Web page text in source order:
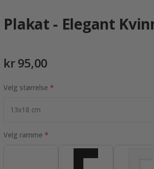
Plakat - Elegant
kr 95,00
Velg størrelse
Velg ramme